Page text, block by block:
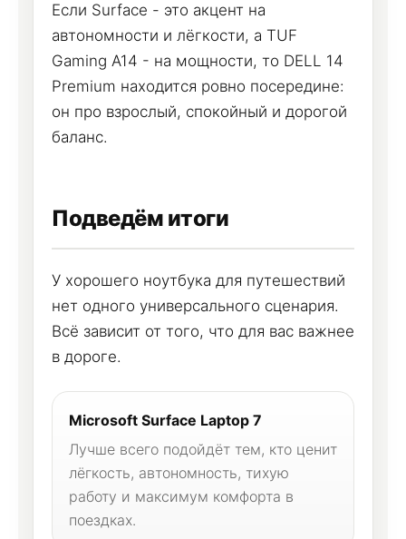
Если Surface - это акцент на
автономности и лёгкости, а TUF
Gaming A14 - на мощности, то DELL 14
Premium находится ровно посередине:
он про взрослый, спокойный и дорогой
баланс.
Подведём итоги
У хорошего ноутбука для путешествий
нет одного универсального сценария.
Всё зависит от того, что для вас важнее
в дороге.
Microsoft Surface Laptop 7
Лучше всего подойдёт тем, кто ценит
лёгкость, автономность, тихую
работу и максимум комфорта в
поездках.